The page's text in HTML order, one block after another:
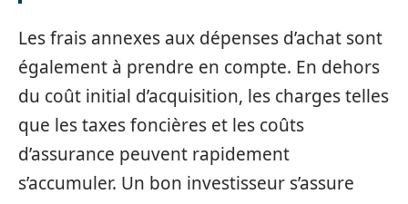
Les frais annexes aux dépenses d’achat sont
également à prendre en compte. En dehors
du coût initial d’acquisition, les charges telles
que les taxes foncières et les coûts
d’assurance peuvent rapidement
s’accumuler. Un bon investisseur s’assure